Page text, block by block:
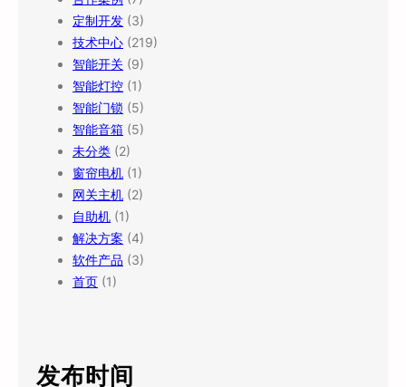
定制开发 (3)
技术中心 (219)
智能开关 (9)
智能灯控 (1)
智能门锁 (5)
智能音箱 (5)
未分类 (2)
窗帘电机 (1)
网关主机 (2)
自助机 (1)
解决方案 (4)
软件产品 (3)
首页 (1)
发布时间